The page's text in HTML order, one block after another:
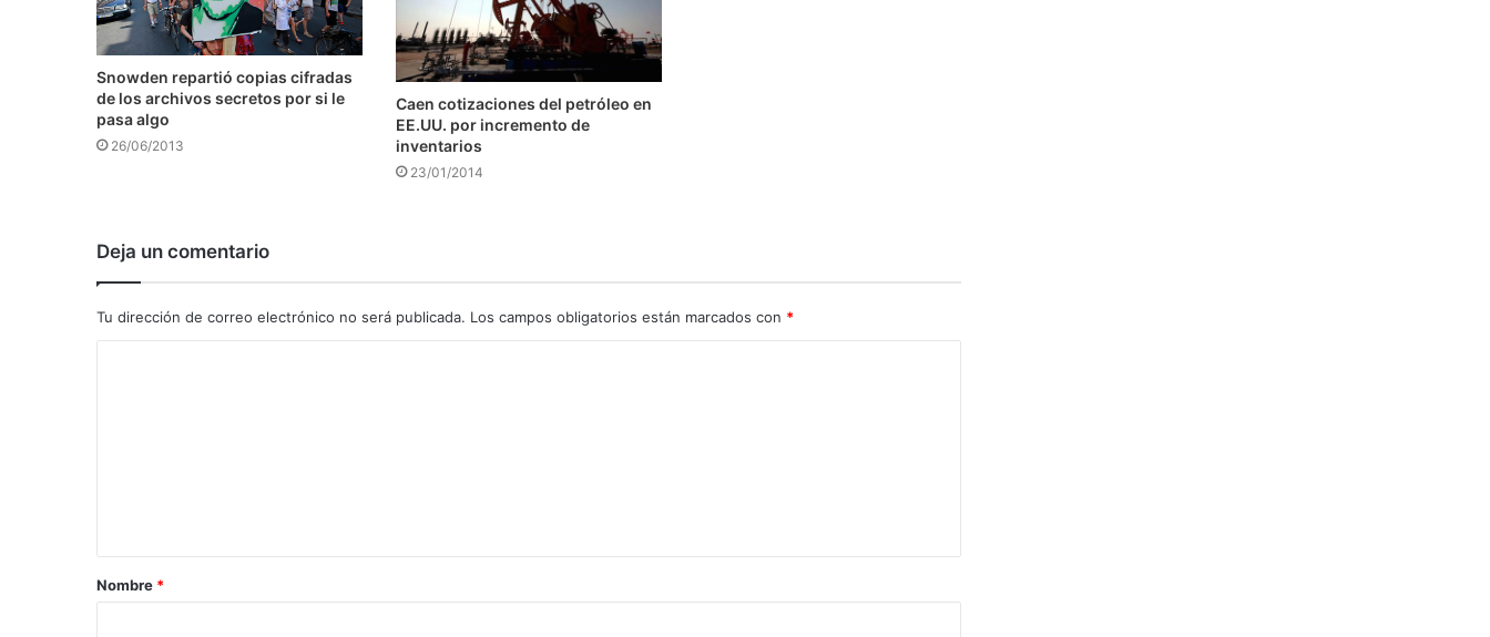
Snowden repartió copias cifradas
de los archivos secretos por si le
pasa algo
26/06/2013
Caen cotizaciones del petróleo en
EE.UU. por incremento de
inventarios
23/01/2014
Deja un comentario
Tu dirección de correo electrónico no será publicada. Los campos obligatorios están marcados con *
a
r
Nombre *